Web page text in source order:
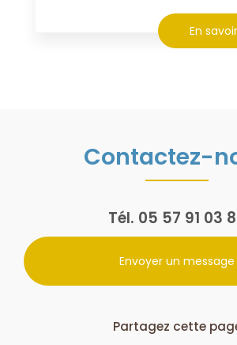
En
Contactez-
Tél. 05 57 91 03
Envoyer un message
Partagez cette